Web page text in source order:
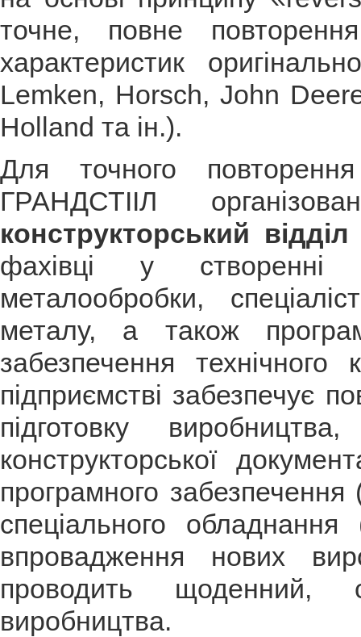
точне, повне
характеристик
Lemken, Horsch, John
Holland та ін.).
Для точного
ГРАНДСТІІЛ
конструкторський
фахівці у створенні
металообробки,
металу, а також
забезпечення
підприємстві забезпечує
підготовку
конструкторської
програмного
спеціального
впровадження нових
проводить щоденний,
виробництва.